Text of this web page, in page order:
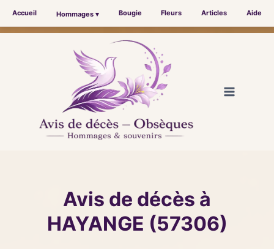
Accueil Hommages ▾ Bougie Fleurs Articles Aide
Avis de décès à
HAYANGE (57306)